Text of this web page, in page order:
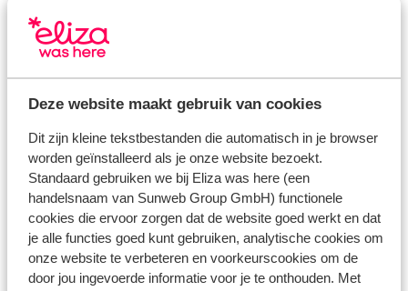
Deze website maakt gebruik van cookies
Dit zijn kleine tekstbestanden die automatisch in je browser
worden geïnstalleerd als je onze website bezoekt.
Standaard gebruiken we bij Eliza was here (een
handelsnaam van Sunweb Group GmbH) functionele
cookies die ervoor zorgen dat de website goed werkt en dat
je alle functies goed kunt gebruiken, analytische cookies om
onze website te verbeteren en voorkeurscookies om de
door jou ingevoerde informatie voor je te onthouden. Met
Verzorging
Huurauto
Wat gasten vinden
Dit zijn 100% echte beoordelingen van reizigers die
jou voorgingen. Meer over reviews
7.7 Goed
34 ervaringen
Meest geboekt door met partner